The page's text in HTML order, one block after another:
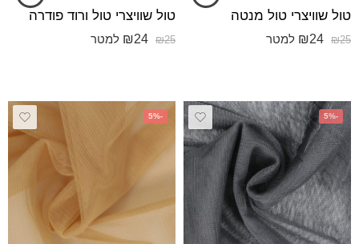
טול שוויצרי טול מנטה
₪25
₪24 למטר
טול שוויצרי טול ורוד פודרה
₪25
₪24 למטר
-5%
-5%